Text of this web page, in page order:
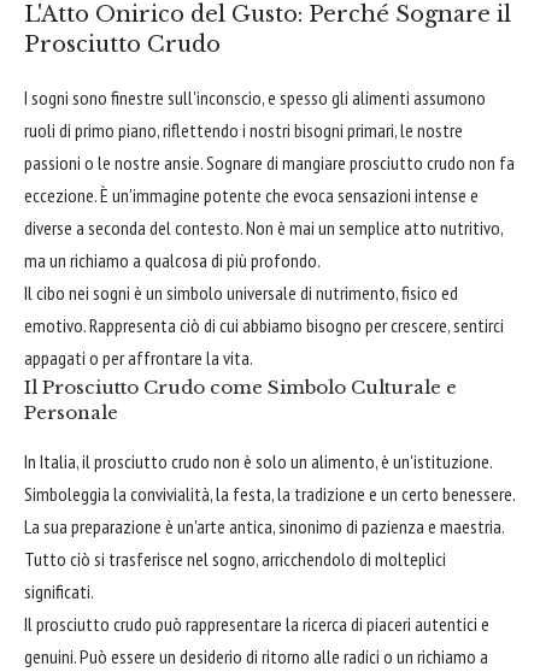
L'Atto Onirico del Gusto: Perché Sognare il
Prosciutto Crudo
I sogni sono finestre sull'inconscio, e spesso gli alimenti assumono
ruoli di primo piano, riflettendo i nostri bisogni primari, le nostre
passioni o le nostre ansie. Sognare di mangiare prosciutto crudo non fa
eccezione. È un'immagine potente che evoca sensazioni intense e
diverse a seconda del contesto. Non è mai un semplice atto nutritivo,
ma un richiamo a qualcosa di più profondo.
Il cibo nei sogni è un simbolo universale di nutrimento, fisico ed
emotivo. Rappresenta ciò di cui abbiamo bisogno per crescere, sentirci
appagati o per affrontare la vita.
Il Prosciutto Crudo come Simbolo Culturale e
Personale
In Italia, il prosciutto crudo non è solo un alimento, è un'istituzione.
Simboleggia la convivialità, la festa, la tradizione e un certo benessere.
La sua preparazione è un'arte antica, sinonimo di pazienza e maestria.
Tutto ciò si trasferisce nel sogno, arricchendolo di molteplici
significati.
Il prosciutto crudo può rappresentare la ricerca di piaceri autentici e
genuini. Può essere un desiderio di ritorno alle radici o un richiamo a